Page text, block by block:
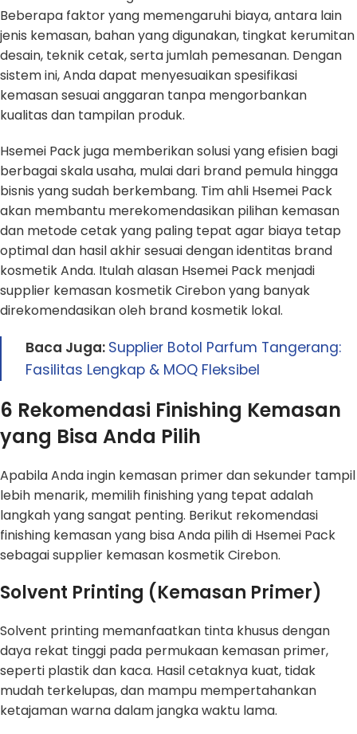
Beberapa faktor yang memengaruhi biaya, antara lain
jenis kemasan, bahan yang digunakan, tingkat kerumitan
desain, teknik cetak, serta jumlah pemesanan. Dengan
sistem ini, Anda dapat menyesuaikan spesifikasi
kemasan sesuai anggaran tanpa mengorbankan
kualitas dan tampilan produk.
Hsemei Pack juga memberikan solusi yang efisien bagi
berbagai skala usaha, mulai dari brand pemula hingga
bisnis yang sudah berkembang. Tim ahli Hsemei Pack
akan membantu merekomendasikan pilihan kemasan
dan metode cetak yang paling tepat agar biaya tetap
optimal dan hasil akhir sesuai dengan identitas brand
kosmetik Anda. Itulah alasan Hsemei Pack menjadi
supplier kemasan kosmetik Cirebon yang banyak
direkomendasikan oleh brand kosmetik lokal.
Baca Juga: Supplier Botol Parfum Tangerang:
Fasilitas Lengkap & MOQ Fleksibel
6 Rekomendasi Finishing Kemasan
yang Bisa Anda Pilih
Apabila Anda ingin kemasan primer dan sekunder tampil
lebih menarik, memilih finishing yang tepat adalah
langkah yang sangat penting. Berikut rekomendasi
finishing kemasan yang bisa Anda pilih di Hsemei Pack
sebagai supplier kemasan kosmetik Cirebon.
Solvent Printing (Kemasan Primer)
Solvent printing memanfaatkan tinta khusus dengan
daya rekat tinggi pada permukaan kemasan primer,
seperti plastik dan kaca. Hasil cetaknya kuat, tidak
mudah terkelupas, dan mampu mempertahankan
ketajaman warna dalam jangka waktu lama.